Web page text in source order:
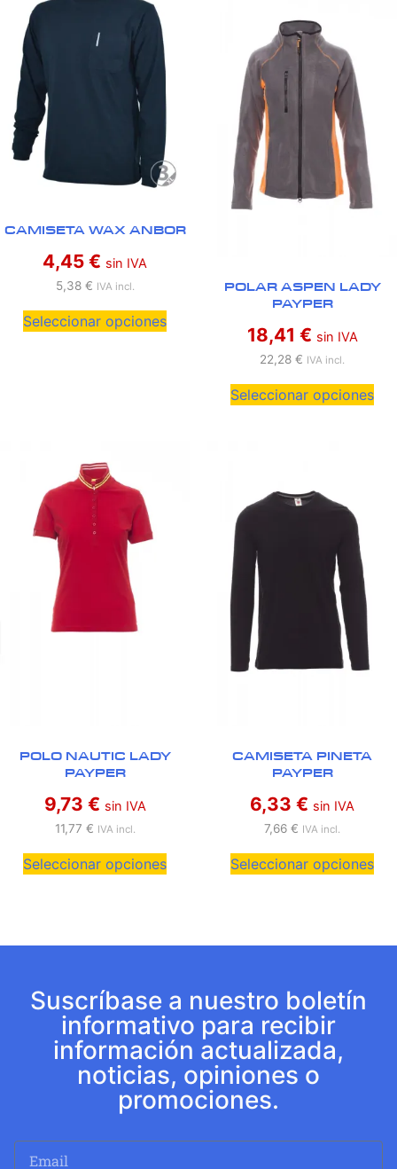
CAMISETA WAX ANBOR
4,45 € sin IVA
5,38 € IVA incl.
Seleccionar opciones
POLAR ASPEN LADY
PAYPER
18,41 € sin IVA
22,28 € IVA incl.
Seleccionar opciones
POLO NAUTIC LADY
PAYPER
9,73 € sin IVA
11,77 € IVA incl.
Seleccionar opciones
CAMISETA PINETA
PAYPER
6,33 € sin IVA
7,66 € IVA incl.
Seleccionar opciones
Suscríbase a nuestro boletín
informativo para recibir
información actualizada,
noticias, opiniones o
promociones.